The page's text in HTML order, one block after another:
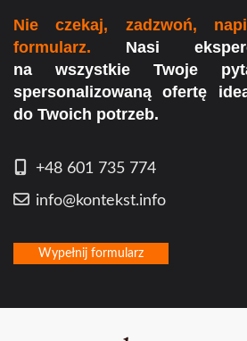
Nie czekaj, zadzwoń,
formularz. Nasi
na wszystkie Twoje
spersonalizowaną ofertę
do Twoich potrzeb.
+48 601 735 774
info@kontekst.info
Wypełnij formularz